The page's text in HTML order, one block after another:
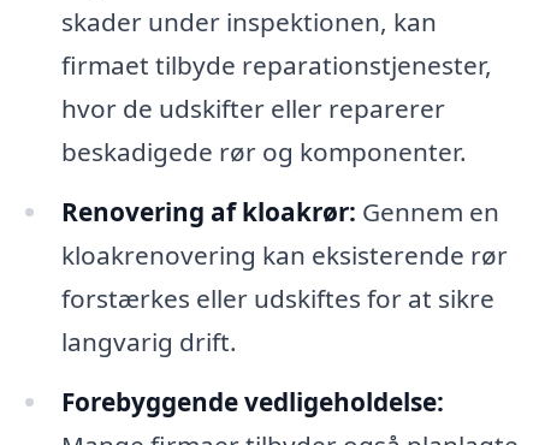
skader under inspektionen, kan
firmaet tilbyde reparationstjenester,
hvor de udskifter eller reparerer
beskadigede rør og komponenter.
Renovering af kloakrør: Gennem en
kloakrenovering kan eksisterende rør
forstærkes eller udskiftes for at sikre
langvarig drift.
Forebyggende vedligeholdelse: